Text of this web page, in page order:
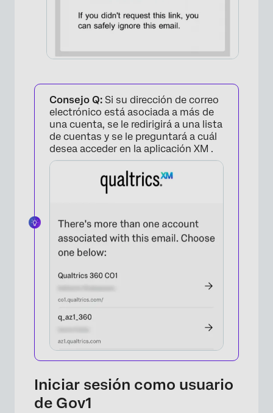
Consejo Q: Si su dirección de correo
electrónico está asociada a más de
una cuenta, se le redirigirá a una lista
de cuentas y se le preguntará a cuál
desea acceder en la aplicación XM .
Iniciar sesión como usuario
de Gov1